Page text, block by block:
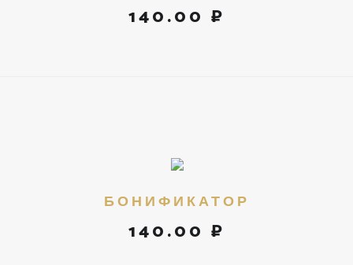
140.00 ₽
БОНИФИКАТОР
140.00 ₽